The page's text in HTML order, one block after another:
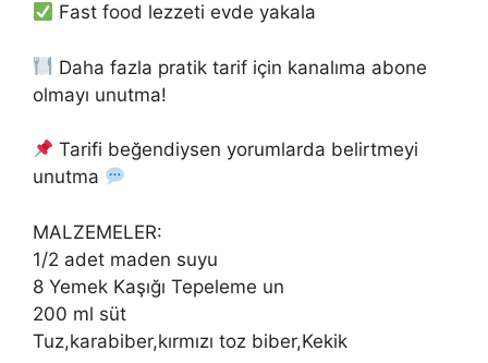
Fast food lezzeti evde yakala
Daha fazla pratik tarif için kanalıma abone
olmayı unutma!
Tarifi beğendiysen yorumlarda belirtmeyi
unutma
MALZEMELER:
1/2 adet maden suyu
8 Yemek Kaşığı Tepeleme un
200 ml süt
Tuz,karabiber,kırmızı toz biber,Kekik